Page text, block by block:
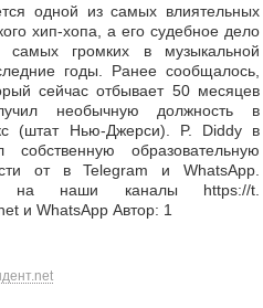
одной из самых влиятельных
хип-хопа, а его судебное дело
громких в музыкальной
годы. Ранее сообщалось,
сейчас отбывает 50 месяцев
необычную должность в
(штат Нью-Джерси). P. Diddy в
собственную образовательную
от в Telegram и WhatsApp.
на наши каналы https://t.
и WhatsApp Автор: 1